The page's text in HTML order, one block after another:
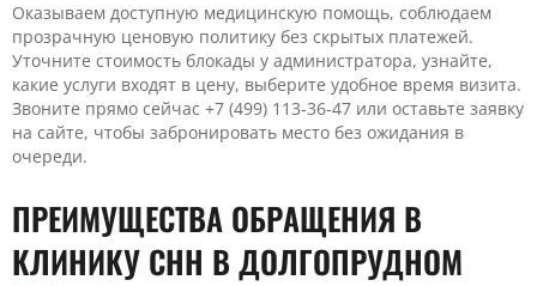
Оказываем доступную медицинскую помощь, соблюдаем
прозрачную ценовую политику без скрытых платежей.
Уточните стоимость блокады у администратора, узнайте,
какие услуги входят в цену, выберите удобное время визита.
Звоните прямо сейчас +7 (499) 113-36-47 или оставьте заявку
на сайте, чтобы забронировать место без ожидания в
очереди.
ПРЕИМУЩЕСТВА ОБРАЩЕНИЯ В
КЛИНИКУ CHH В ДОЛГОПРУДНОМ